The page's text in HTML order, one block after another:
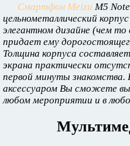
Смартфон Meizu M5
цельнометаллический
элегантном дизайне (чем
придает ему
Толщина корпуса
экрана практически
первой минуты
аксессуаром Вы сможете
любом мероприятии и в